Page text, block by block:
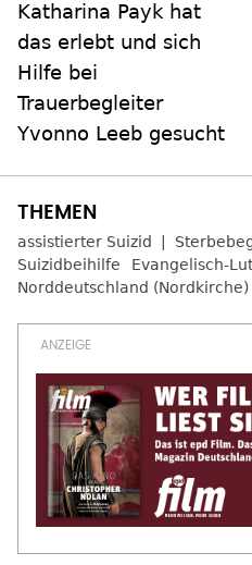
Katharina Payk hat
das erlebt und sich
Hilfe bei
Trauerbegleiter
Yvonno Leeb gesucht
assistierter Suizid
Suizidbeihilfe
Evangelisch-
Norddeutschland (Nordkirche)